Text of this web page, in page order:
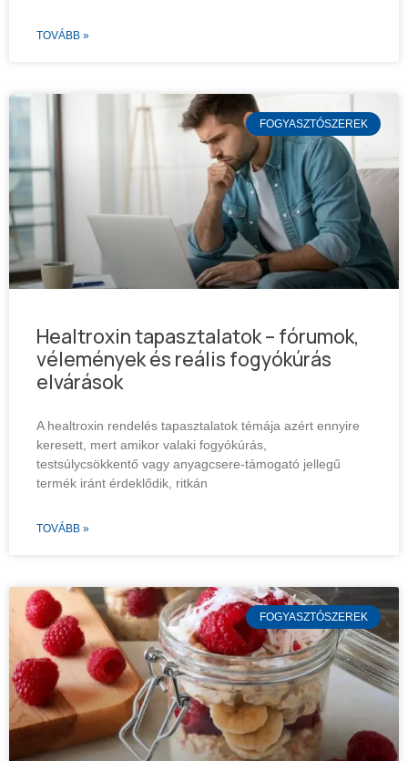
TOVÁBB »
FOGYASZTÓSZEREK
Healtroxin tapasztalatok – fórumok,
vélemények és reális fogyókúrás
elvárások
A healtroxin rendelés tapasztalatok témája azért ennyire
keresett, mert amikor valaki fogyókúrás,
testsúlycsökkentő vagy anyagcsere-támogató jellegű
termék iránt érdeklődik, ritkán
TOVÁBB »
FOGYASZTÓSZEREK